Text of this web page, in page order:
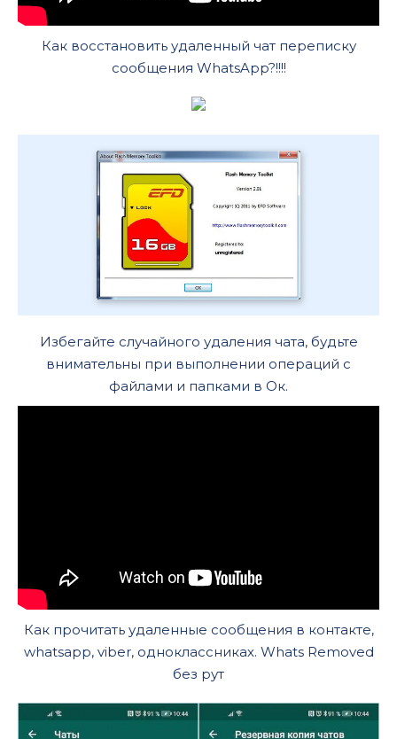
Как восстановить удаленный чат переписку
сообщения WhatsApp?!!!!
Избегайте случайного удаления чата, будьте
внимательны при выполнении операций с
файлами и папками в Ок.
Как прочитать удаленные сообщения в контакте,
whatsapp, viber, одноклассниках. Whats Removed
без рут